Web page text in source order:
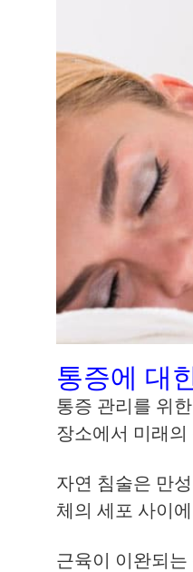
통증에 대
통증 관리를 위
장소에서 미래
자연 침술은 만
체의 세포 사이
근육이 이완되